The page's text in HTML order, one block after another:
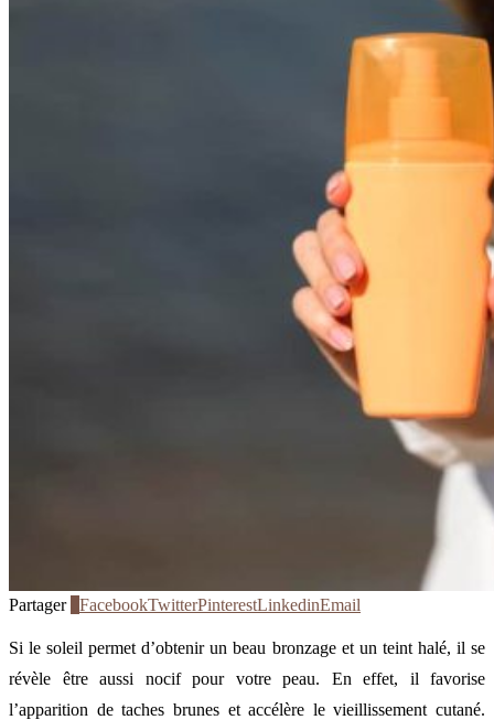
Partager FacebookTwitterPinterestLinkedinEmail
Si le soleil permet d’obtenir un beau bronzage et un teint halé, il se
révèle être aussi nocif pour votre peau. En effet, il favorise
l’apparition de taches brunes et accélère le vieillissement cutané.